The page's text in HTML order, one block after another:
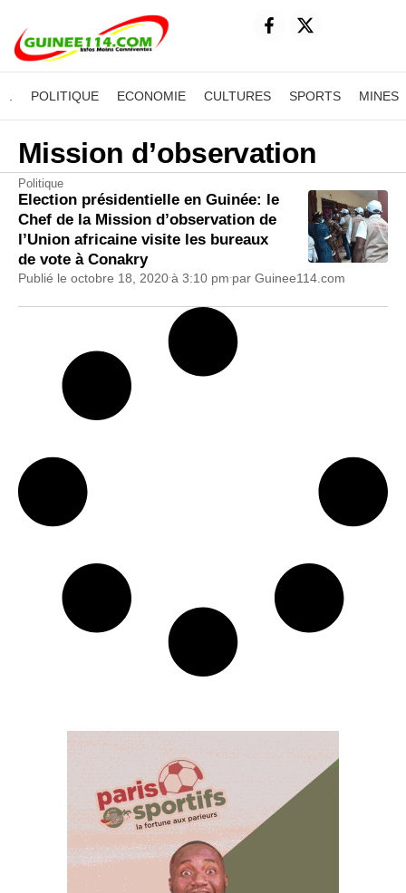
POLITIQUE ECONOMIE CULTURES SPORTS MINES
Mission d’observation
Politique
Election présidentielle en Guinée: le
Chef de la Mission d’observation de
l’Union africaine visite les bureaux
de vote à Conakry
Publié le octobre 18, 2020à 3:10 pm par Guinee114.com